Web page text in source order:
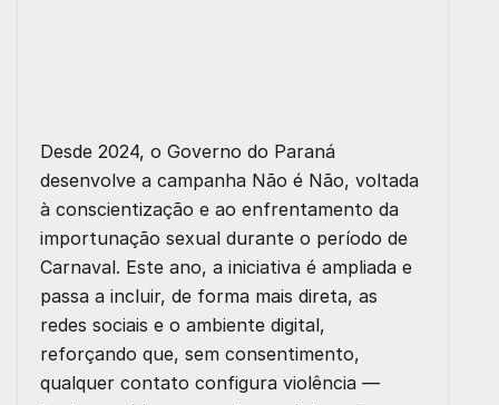
Desde 2024, o Governo do Paraná
desenvolve a campanha Não é Não, voltada
à conscientização e ao enfrentamento da
importunação sexual durante o período de
Carnaval. Este ano, a iniciativa é ampliada e
passa a incluir, de forma mais direta, as
redes sociais e o ambiente digital,
reforçando que, sem consentimento,
qualquer contato configura violência —